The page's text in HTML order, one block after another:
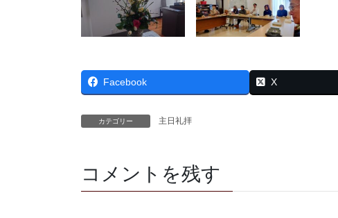
Facebook X
カテゴリー 主日礼拝
コメントを残す